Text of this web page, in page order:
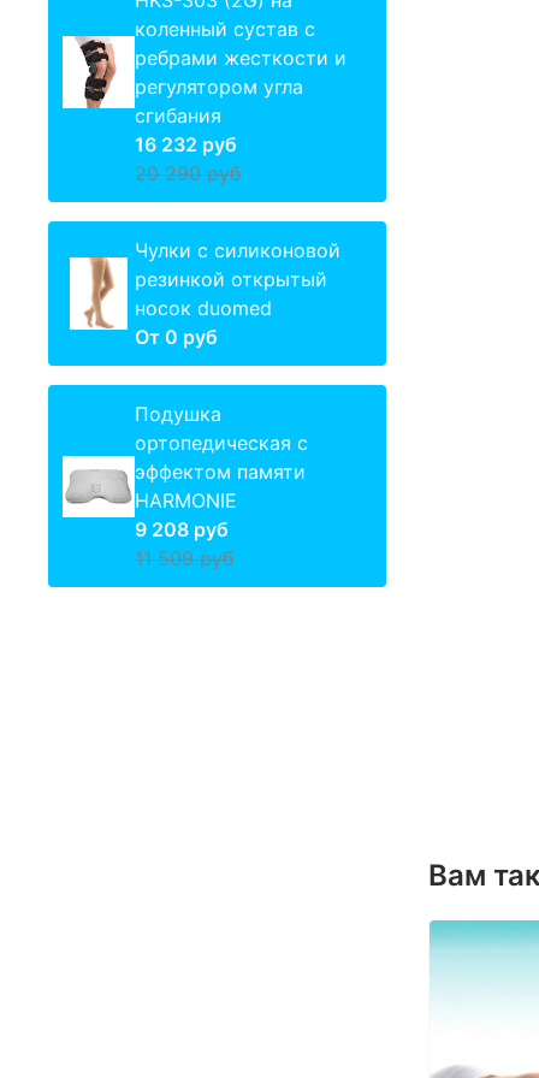
Вам
коленный сустав с
ребрами жесткости и
регулятором угла
сгибания
16 232 руб
20 290 руб
Чулки с силиконовой
резинкой открытый
носок duomed
От 0 руб
Подушка
ортопедическая с
эффектом памяти
HARMONIE
9 208 руб
11 509 руб